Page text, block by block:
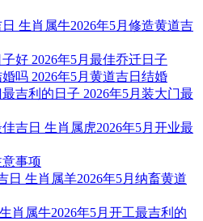
生肖属牛2026年5月修造黄道吉
好 2026年5月最佳乔迁日子
吗 2026年5月黄道吉日结婚
吉利的日子 2026年5月装大门最
吉日 生肖属虎2026年5月开业最
事项
日 生肖属羊2026年5月纳畜黄道
肖属牛2026年5月开工最吉利的